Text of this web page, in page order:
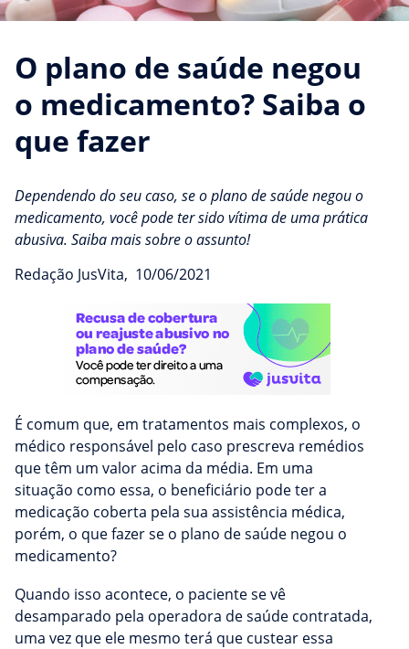
O plano de saúde negou
o medicamento? Saiba o
que fazer
Dependendo do seu caso, se o plano de saúde negou o
medicamento, você pode ter sido vítima de uma prática
abusiva. Saiba mais sobre o assunto!
Redação JusVita, 10/06/2021
É comum que, em tratamentos mais complexos, o
médico responsável pelo caso prescreva remédios
que têm um valor acima da média. Em uma
situação como essa, o beneficiário pode ter a
medicação coberta pela sua assistência médica,
porém, o que fazer se o plano de saúde negou o
medicamento?
Quando isso acontece, o paciente se vê
desamparado pela operadora de saúde contratada,
uma vez que ele mesmo terá que custear essa